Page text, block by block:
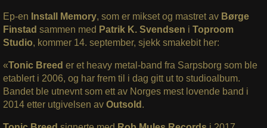
Ep-en Install Memory, som er mikset og mastret avBørge
Finstad sammen med Patrik K. Svendsen i Toproom
Studio, kommer 14. september, sjekk smakebit her:
«Tonic Breed er et heavy metal-band fra Sarpsborg som ble
etablert i 2006, og har frem til i dag gitt ut to studioalbum.
Bandet ble utnevnt som ett av Norges mest lovende band i
2014 etter utgivelsen av Outsold .